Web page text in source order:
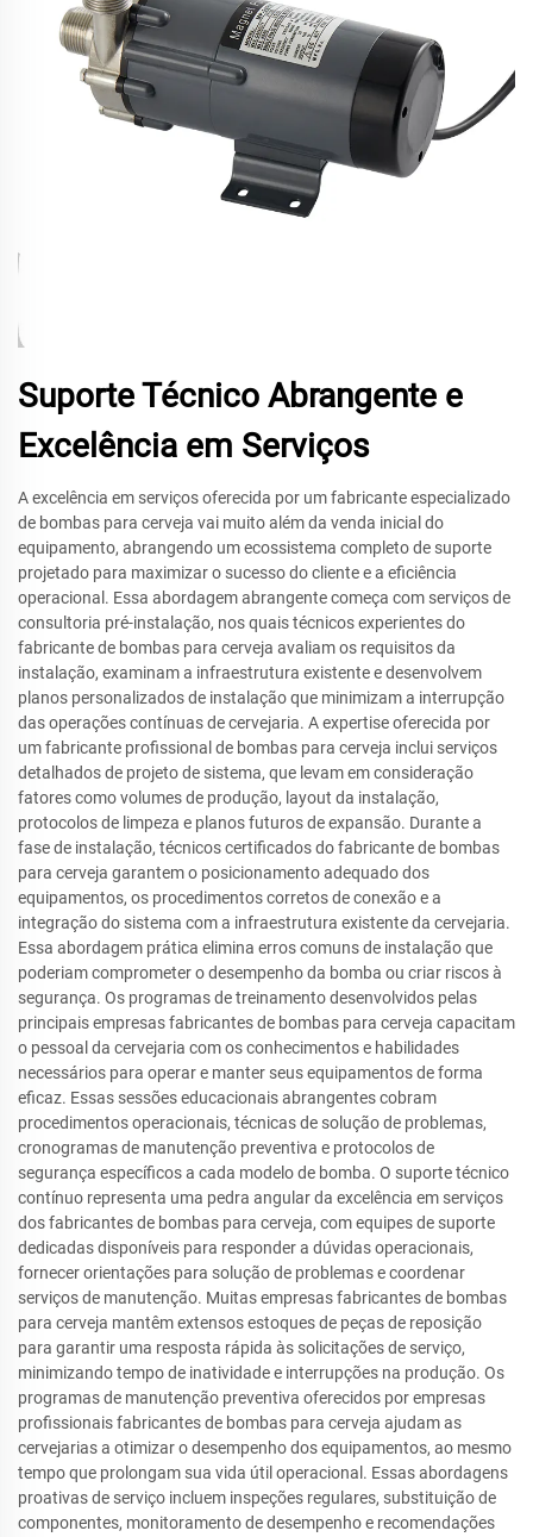
Suporte Técnico Abrangente e
Excelência em Serviços
A excelência em serviços oferecida por um fabricante especializado
de bombas para cerveja vai muito além da venda inicial do
equipamento, abrangendo um ecossistema completo de suporte
projetado para maximizar o sucesso do cliente e a eficiência
operacional. Essa abordagem abrangente começa com serviços de
consultoria pré-instalação, nos quais técnicos experientes do
fabricante de bombas para cerveja avaliam os requisitos da
instalação, examinam a infraestrutura existente e desenvolvem
planos personalizados de instalação que minimizam a interrupção
das operações contínuas de cervejaria. A expertise oferecida por
um fabricante profissional de bombas para cerveja inclui serviços
detalhados de projeto de sistema, que levam em consideração
fatores como volumes de produção, layout da instalação,
protocolos de limpeza e planos futuros de expansão. Durante a
fase de instalação, técnicos certificados do fabricante de bombas
para cerveja garantem o posicionamento adequado dos
equipamentos, os procedimentos corretos de conexão e a
integração do sistema com a infraestrutura existente da cervejaria.
Essa abordagem prática elimina erros comuns de instalação que
poderiam comprometer o desempenho da bomba ou criar riscos à
segurança. Os programas de treinamento desenvolvidos pelas
principais empresas fabricantes de bombas para cerveja capacitam
o pessoal da cervejaria com os conhecimentos e habilidades
necessários para operar e manter seus equipamentos de forma
eficaz. Essas sessões educacionais abrangentes cobram
procedimentos operacionais, técnicas de solução de problemas,
cronogramas de manutenção preventiva e protocolos de
segurança específicos a cada modelo de bomba. O suporte técnico
contínuo representa uma pedra angular da excelência em serviços
dos fabricantes de bombas para cerveja, com equipes de suporte
dedicadas disponíveis para responder a dúvidas operacionais,
fornecer orientações para solução de problemas e coordenar
serviços de manutenção. Muitas empresas fabricantes de bombas
para cerveja mantêm extensos estoques de peças de reposição
para garantir uma resposta rápida às solicitações de serviço,
minimizando tempo de inatividade e interrupções na produção. Os
programas de manutenção preventiva oferecidos por empresas
profissionais fabricantes de bombas para cerveja ajudam as
cervejarias a otimizar o desempenho dos equipamentos, ao mesmo
tempo que prolongam sua vida útil operacional. Essas abordagens
proativas de serviço incluem inspeções regulares, substituição de
componentes, monitoramento de desempenho e recomendações